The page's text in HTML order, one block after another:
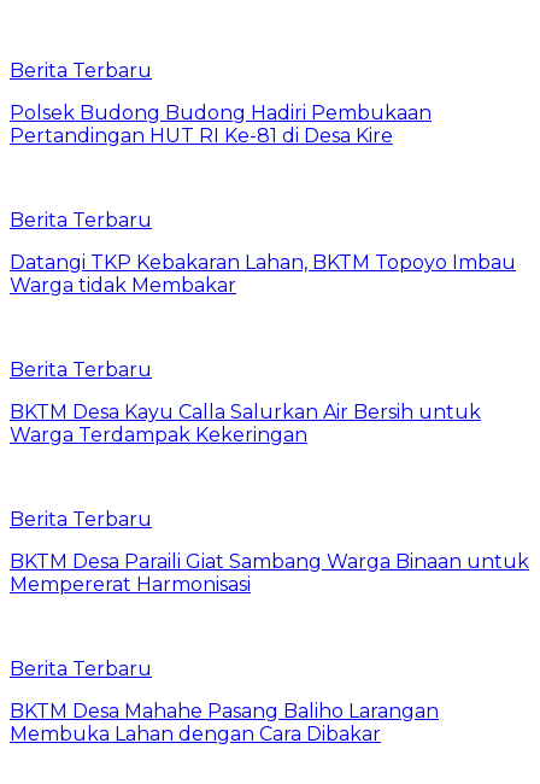
Berita Terbaru
Polsek Budong Budong Hadiri Pembukaan
Pertandingan HUT RI Ke-81 di Desa Kire
Berita Terbaru
Datangi TKP Kebakaran Lahan, BKTM Topoyo Imbau
Warga tidak Membakar
Berita Terbaru
BKTM Desa Kayu Calla Salurkan Air Bersih untuk
Warga Terdampak Kekeringan
Berita Terbaru
BKTM Desa Paraili Giat Sambang Warga Binaan untuk
Mempererat Harmonisasi
Berita Terbaru
BKTM Desa Mahahe Pasang Baliho Larangan
Membuka Lahan dengan Cara Dibakar